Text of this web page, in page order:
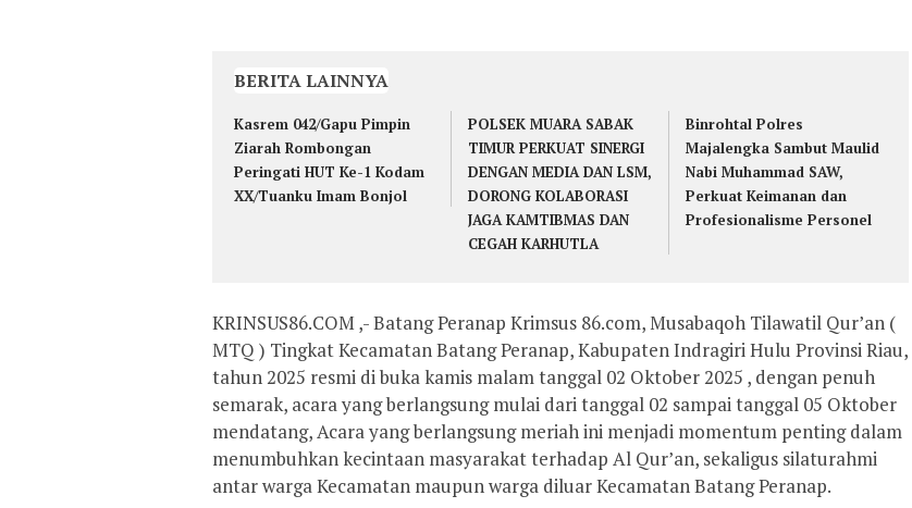
BERITA LAINNYA
Kasrem 042/Gapu Pimpin
Ziarah Rombongan
Peringati HUT Ke-1 Kodam
XX/Tuanku Imam Bonjol
POLSEK MUARA SABAK
TIMUR PERKUAT SINERGI
DENGAN MEDIA DAN LSM,
DORONG KOLABORASI
JAGA KAMTIBMAS DAN
CEGAH KARHUTLA
Binrohtal Polres
Majalengka Sambut Maulid
Nabi Muhammad SAW,
Perkuat Keimanan dan
Profesionalisme Personel
KRINSUS86.COM ,- Batang Peranap Krimsus 86.com, Musabaqoh Tilawatil Qur’an (
MTQ ) Tingkat Kecamatan Batang Peranap, Kabupaten Indragiri Hulu Provinsi Riau,
tahun 2025 resmi di buka kamis malam tanggal 02 Oktober 2025 , dengan penuh
semarak, acara yang berlangsung mulai dari tanggal 02 sampai tanggal 05 Oktober
mendatang, Acara yang berlangsung meriah ini menjadi momentum penting dalam
menumbuhkan kecintaan masyarakat terhadap Al Qur’an, sekaligus silaturahmi
antar warga Kecamatan maupun warga diluar Kecamatan Batang Peranap.